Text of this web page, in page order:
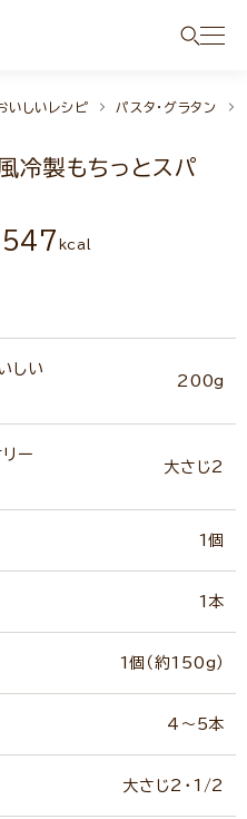
しいレシピ パスタ・グラタン
冷製もちっとスパ
547 kcal
しい
200g
ー
大さじ2
1個
1本
1個（約150g）
4～5本
大さじ2・1/2